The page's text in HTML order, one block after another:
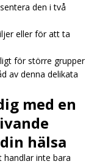
den i två
eller för att ta
för större grupper
av denna delikata
med en
hälsa
inte bara